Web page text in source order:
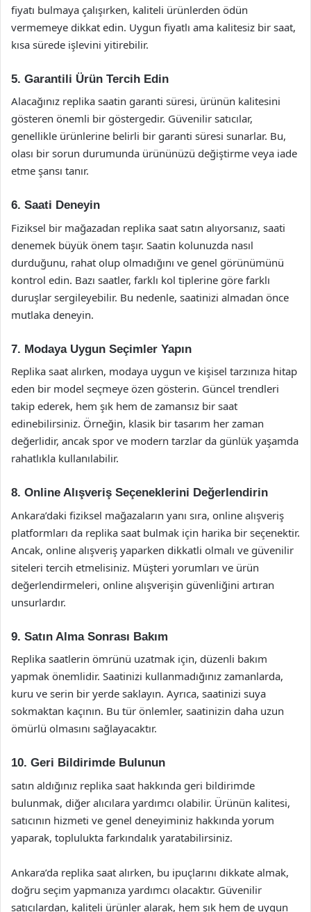
fiyatı bulmaya çalışırken, kaliteli ürünlerden ödün
vermemeye dikkat edin. Uygun fiyatlı ama kalitesiz bir saat,
kısa sürede işlevini yitirebilir.
5. Garantili Ürün Tercih Edin
Alacağınız replika saatin garanti süresi, ürünün kalitesini
gösteren önemli bir göstergedir. Güvenilir satıcılar,
genellikle ürünlerine belirli bir garanti süresi sunarlar. Bu,
olası bir sorun durumunda ürününüzü değiştirme veya iade
etme şansı tanır.
6. Saati Deneyin
Fiziksel bir mağazadan replika saat satın alıyorsanız, saati
denemek büyük önem taşır. Saatin kolunuzda nasıl
durduğunu, rahat olup olmadığını ve genel görünümünü
kontrol edin. Bazı saatler, farklı kol tiplerine göre farklı
duruşlar sergileyebilir. Bu nedenle, saatinizi almadan önce
mutlaka deneyin.
7. Modaya Uygun Seçimler Yapın
Replika saat alırken, modaya uygun ve kişisel tarzınıza hitap
eden bir model seçmeye özen gösterin. Güncel trendleri
takip ederek, hem şık hem de zamansız bir saat
edinebilirsiniz. Örneğin, klasik bir tasarım her zaman
değerlidir, ancak spor ve modern tarzlar da günlük yaşamda
rahatlıkla kullanılabilir.
8. Online Alışveriş Seçeneklerini Değerlendirin
Ankara’daki fiziksel mağazaların yanı sıra, online alışveriş
platformları da replika saat bulmak için harika bir seçenektir.
Ancak, online alışveriş yaparken dikkatli olmalı ve güvenilir
siteleri tercih etmelisiniz. Müşteri yorumları ve ürün
değerlendirmeleri, online alışverişin güvenliğini artıran
unsurlardır.
9. Satın Alma Sonrası Bakım
Replika saatlerin ömrünü uzatmak için, düzenli bakım
yapmak önemlidir. Saatinizi kullanmadığınız zamanlarda,
kuru ve serin bir yerde saklayın. Ayrıca, saatinizi suya
sokmaktan kaçının. Bu tür önlemler, saatinizin daha uzun
ömürlü olmasını sağlayacaktır.
10. Geri Bildirimde Bulunun
satın aldığınız replika saat hakkında geri bildirimde
bulunmak, diğer alıcılara yardımcı olabilir. Ürünün kalitesi,
satıcının hizmeti ve genel deneyiminiz hakkında yorum
yaparak, toplulukta farkındalık yaratabilirsiniz.
Ankara’da replika saat alırken, bu ipuçlarını dikkate almak,
doğru seçim yapmanıza yardımcı olacaktır. Güvenilir
satıcılardan, kaliteli ürünler alarak, hem şık hem de uygun